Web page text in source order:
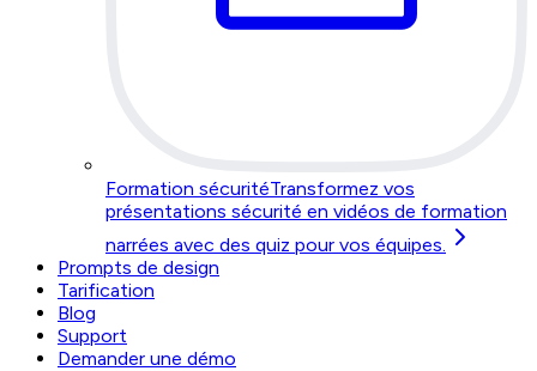
Formation sécuritéTransformez vos
présentations sécurité en vidéos de formation
narrées avec des quiz pour vos équipes.
Prompts de design
Tarification
Blog
Support
Demander une démo